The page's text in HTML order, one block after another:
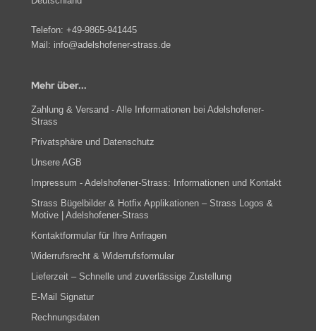
Telefon: +49-9865-941445
Mail: info@adelshofener-strass.de
Mehr über...
Zahlung & Versand - Alle Informationen bei Adelshofener-
Strass
Privatsphäre und Datenschutz
Unsere AGB
Impressum - Adelshofener-Strass: Informationen und Kontakt
Strass Bügelbilder & Hotfix Applikationen – Strass Logos &
Motive | Adelshofener-Strass
Kontaktformular für Ihre Anfragen
Widerrufsrecht & Widerrufsformular
Lieferzeit – Schnelle und zuverlässige Zustellung
E-Mail Signatur
Rechnungsdaten